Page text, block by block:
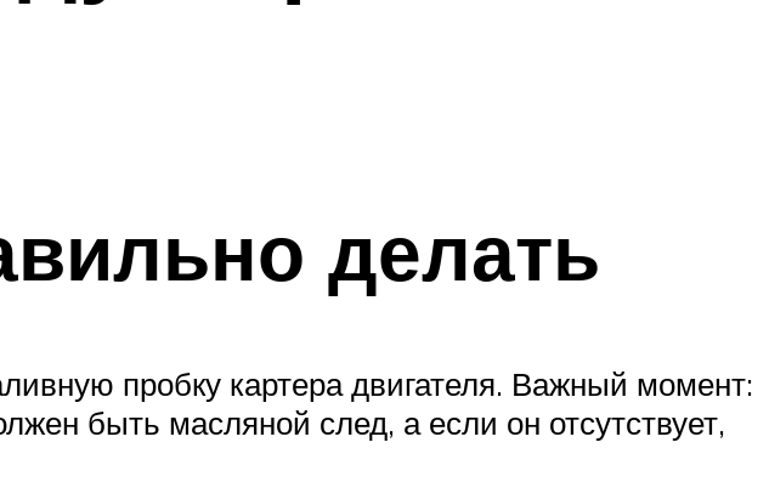
делать
пробку картера двигателя. Важный момент:
быть масляной след, а если он отсутствует,